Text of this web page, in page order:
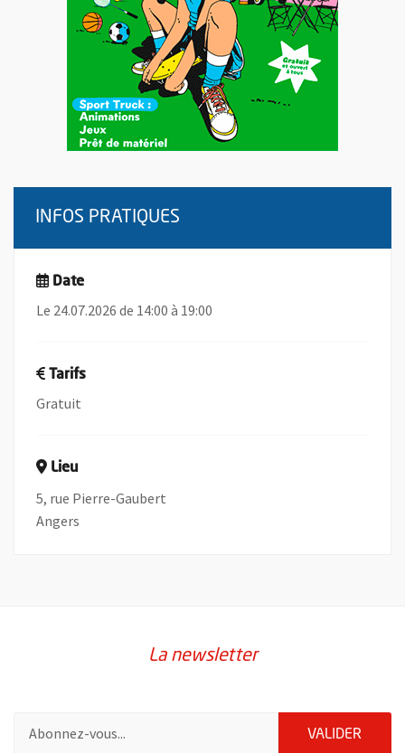
INFOS PRATIQUES
Date
Le 24.07.2026 de 14:00 à 19:00
Tarifs
Gratuit
Lieu
5, rue Pierre-Gaubert
Angers
La newsletter
VALIDER